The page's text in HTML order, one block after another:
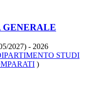
GENERALE
2027) - 2026
STUDI
)